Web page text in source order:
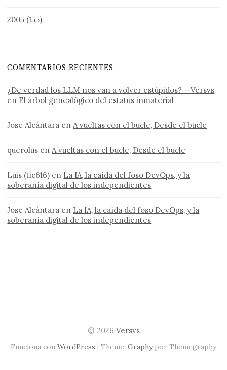
2005 (155)
COMENTARIOS RECIENTES
¿De verdad los LLM nos van a volver estúpidos? – Versvs
en El árbol genealógico del estatus inmaterial
Jose Alcántara enA vueltas con el bucle, Desde el bucle
querolus enA vueltas con el bucle, Desde el bucle
Luis (tic616) en La IA, la caída del foso DevOps, y la
soberanía digital de los independientes
Jose Alcántara en La IA, la caída del foso DevOps, y la
soberanía digital de los independientes
© 2026 Versvs
Funciona con WordPress | Theme: Graphypor Themegraphy